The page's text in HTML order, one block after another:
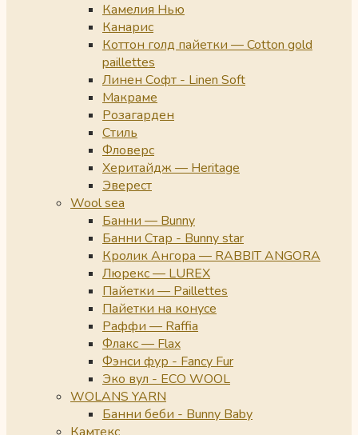
Камелия Нью
Канарис
Коттон голд пайетки — Cotton gold
paillettes
Линен Софт - Linen Soft
Макраме
Розагарден
Стиль
Фловерс
Херитайдж — Heritage
Эверест
Wool sea
Банни — Bunny
Банни Стар - Bunny star
Кролик Ангора — RABBIT ANGORA
Люрекс — LUREX
Пайетки — Paillettes
Пайетки на конусе
Раффи — Raffia
Флакс — Flax
Фэнси фур - Fancy Fur
Эко вул - ECO WOOL
WOLANS YARN
Банни беби - Bunny Baby